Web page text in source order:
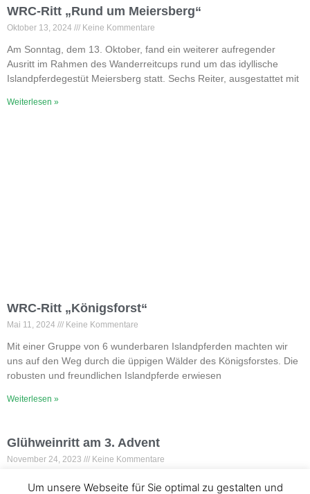
WRC-Ritt „Rund um Meiersberg“
Oktober 13, 2024 Keine Kommentare
Am Sonntag, dem 13. Oktober, fand ein weiterer aufregender
Ausritt im Rahmen des Wanderreitcups rund um das idyllische
Islandpferdegestüt Meiersberg statt. Sechs Reiter, ausgestattet mit
Weiterlesen »
WRC-Ritt „Königsforst“
Mai 11, 2024 Keine Kommentare
Mit einer Gruppe von 6 wunderbaren Islandpferden machten wir
uns auf den Weg durch die üppigen Wälder des Königsforstes. Die
robusten und freundlichen Islandpferde erwiesen
Weiterlesen »
Glühweinritt am 3. Advent
November 24, 2023 Keine Kommentare
Am Sonntag, dem 17.12. findet unser diesjähriger „Glühweinritt“ am
Um unsere Webseite für Sie optimal zu gestalten und